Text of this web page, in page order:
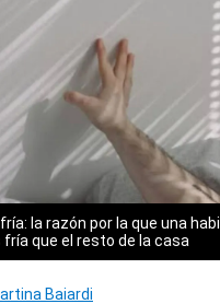
la razón por la que una
fría que el resto de la casa
Baiardi